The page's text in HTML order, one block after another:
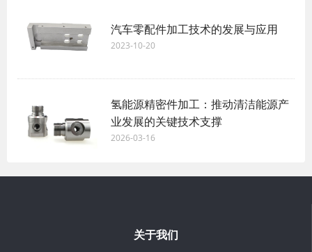
汽车零配件加工技术的发展与应用
2023-10-20
氢能源精密件加工：推动清洁能源产
业发展的关键技术支撑
2026-03-16
关于我们